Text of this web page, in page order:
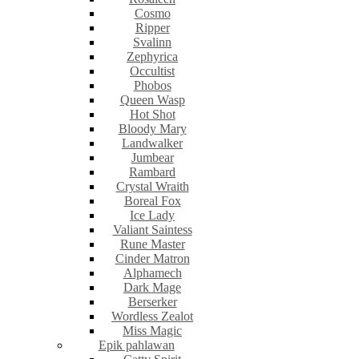
Cosmo
Ripper
Svalinn
Zephyrica
Occultist
Phobos
Queen Wasp
Hot Shot
Bloody Mary
Landwalker
Jumbear
Rambard
Crystal Wraith
Boreal Fox
Ice Lady
Valiant Saintess
Rune Master
Cinder Matron
Alphamech
Dark Mage
Berserker
Wordless Zealot
Miss Magic
Epik pahlawan